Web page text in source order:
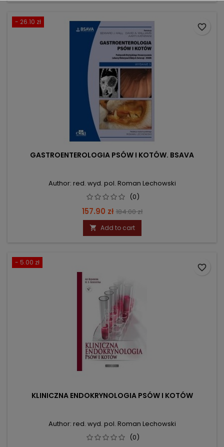
- 26.10 zł
GASTROENTEROLOGIA PSÓW I KOTÓW. BSAVA
Author: red. wyd. pol. Roman Lechowski
(0)
Price
157.90 zł Regular
price
184.00 zł
 Add to cart
favorite_border
- 5.00 zł
KLINICZNA ENDOKRYNOLOGIA PSÓW I KOTÓW
Author: red. wyd. pol. Roman Lechowski
(0)
favorite_border